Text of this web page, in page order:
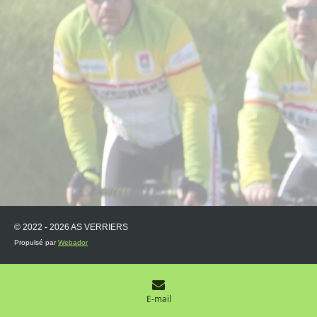
© 2022 - 2026 AS VERRIERS
Propulsé parWebador
E-mail